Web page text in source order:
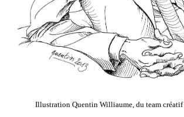
Illustration Quentin Williaume, du team créatif